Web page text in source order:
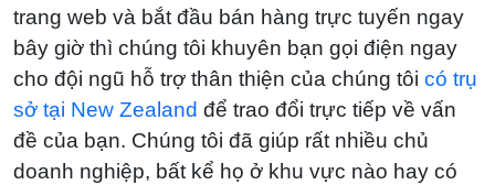
trang web và bắt đầu bán hàng trực tuyến ngay
bây giờ thì chúng tôi khuyên bạn gọi điện ngay
cho đội ngũ hỗ trợ thân thiện của chúng tôi có trụ
sở tại New Zealand để trao đổi trực tiếp về vấn
đề của bạn. Chúng tôi đã giúp rất nhiều chủ
doanh nghiệp, bất kể họ ở khu vực nào hay có